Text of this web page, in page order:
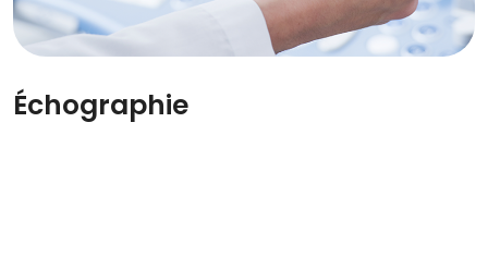
Échographie